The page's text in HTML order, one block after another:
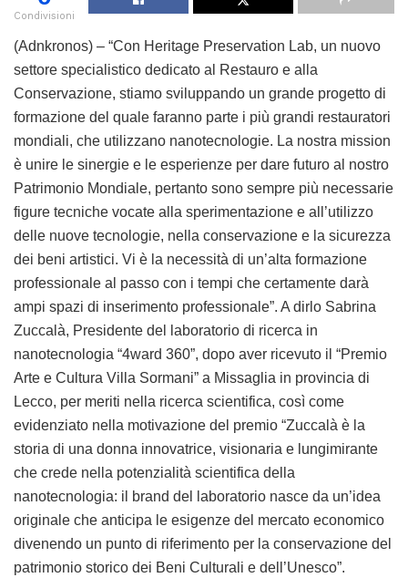
Condivisioni
(Adnkronos) – “Con Heritage Preservation Lab, un nuovo
settore specialistico dedicato al Restauro e alla
Conservazione, stiamo sviluppando un grande progetto di
formazione del quale faranno parte i più grandi restauratori
mondiali, che utilizzano nanotecnologie. La nostra mission
è unire le sinergie e le esperienze per dare futuro al nostro
Patrimonio Mondiale, pertanto sono sempre più necessarie
figure tecniche vocate alla sperimentazione e all’utilizzo
delle nuove tecnologie, nella conservazione e la sicurezza
dei beni artistici. Vi è la necessità di un’alta formazione
professionale al passo con i tempi che certamente darà
ampi spazi di inserimento professionale”. A dirlo Sabrina
Zuccalà, Presidente del laboratorio di ricerca in
nanotecnologia “4ward 360”, dopo aver ricevuto il “Premio
Arte e Cultura Villa Sormani” a Missaglia in provincia di
Lecco, per meriti nella ricerca scientifica, così come
evidenziato nella motivazione del premio “Zuccalà è la
storia di una donna innovatrice, visionaria e lungimirante
che crede nella potenzialità scientifica della
nanotecnologia: il brand del laboratorio nasce da un’idea
originale che anticipa le esigenze del mercato economico
divenendo un punto di riferimento per la conservazione del
patrimonio storico dei Beni Culturali e dell’Unesco”.